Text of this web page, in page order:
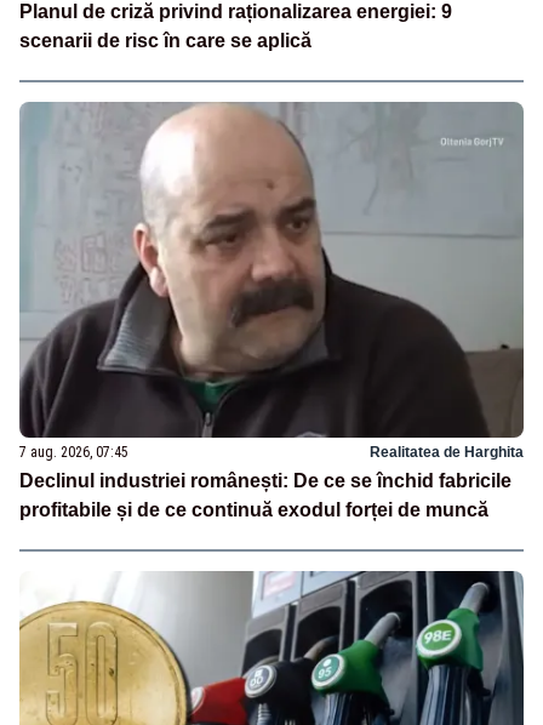
Planul de criză privind raționalizarea energiei: 9
scenarii de risc în care se aplică
7 aug. 2026, 07:45 Realitatea de Harghita
Declinul industriei românești: De ce se închid fabricile
profitabile și de ce continuă exodul forței de muncă